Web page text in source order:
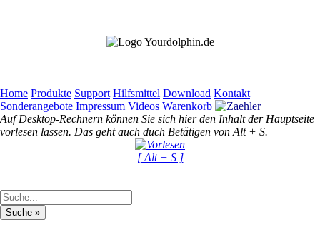
Home Produkte Support Hilfsmittel Download Kontakt
Sonderangebote Impressum Videos Warenkorb
Auf Desktop-Rechnern können Sie sich hier den Inhalt der Hauptseite
vorlesen lassen. Das geht auch duch Betätigen von Alt + S.
[ Alt + S ]